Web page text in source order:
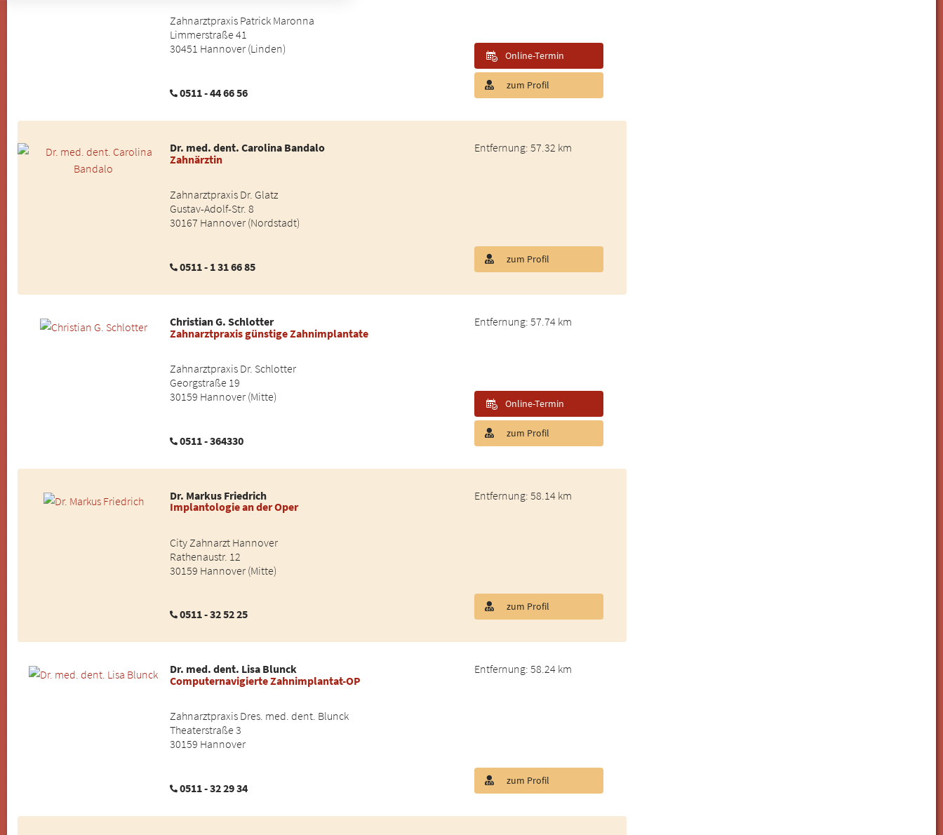
Zahnarztpraxis Patrick Maronna
Limmerstraße 41
30451 Hannover (Linden)
0511 - 44 66 56
zum Profil
Online-Termin
Dr. med. dent. Carolina Bandalo
Zahnärztin
Zahnarztpraxis Dr. Glatz
Gustav-Adolf-Str. 8
30167 Hannover (Nordstadt)
0511 - 1 31 66 85
Entfernung: 57.32 km
zum Profil
Christian G. Schlotter
Zahnarztpraxis günstige Zahnimplantate
Zahnarztpraxis Dr. Schlotter
Georgstraße 19
30159 Hannover (Mitte)
0511 - 364330
Entfernung: 57.74 km
zum Profil
Online-Termin
Dr. Markus Friedrich
Implantologie an der Oper
City Zahnarzt Hannover
Rathenaustr. 12
30159 Hannover (Mitte)
0511 - 32 52 25
Entfernung: 58.14 km
zum Profil
Dr. med. dent. Lisa Blunck
Computernavigierte Zahnimplantat-OP
Zahnarztpraxis Dres. med. dent. Blunck
Theaterstraße 3
30159 Hannover
0511 - 32 29 34
Entfernung: 58.24 km
zum Profil